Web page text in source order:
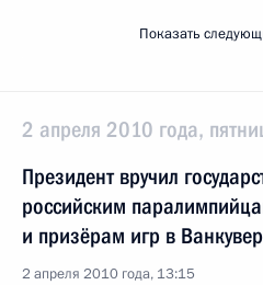
Показать
2 апреля 2010 года,
Президент вручил
российским
и призёрам игр в
2 апреля 2010 года, 13:15